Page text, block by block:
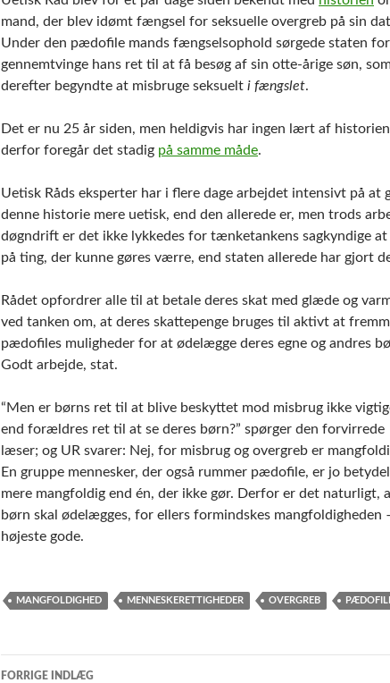
mand, der blev idømt fængsel for seksuelle overgreb på sin
Under den pædofile mands fængselsophold sørgede staten
gennemtvinge hans ret til at få besøg af sin otte-årige søn,
derefter begyndte at misbruge seksuelt i fængslet.
Det er nu 25 år siden, men heldigvis har ingen lært af
derfor foregår det stadig på samme måde.
Uetisk Råds eksperter har i flere dage arbejdet intensivt på at
denne historie mere uetisk, end den allerede er, men trods
døgndrift er det ikke lykkedes for tænketankens sagkyndige
på ting, der kunne gøres værre, end staten allerede har gjort
Rådet opfordrer alle til at betale deres skat med glæde og
ved tanken om, at deres skattepenge bruges til aktivt at
pædofiles muligheder for at ødelægge deres egne og andres
Godt arbejde, stat.
“Men er børns ret til at blive beskyttet mod misbrug ikke
end forældres ret til at se deres børn?” spørger den forvirrede
læser; og UR svarer: Nej, for misbrug og overgreb er
En gruppe mennesker, der også rummer pædofile, er jo
mere mangfoldig end én, der ikke gør. Derfor er det naturligt,
børn skal ødelægges, for ellers formindskes mangfoldigheden
højeste gode.
MANGFOLDIGHED MENNESKERETTIGHEDER OVERGREB
Indlægsnavigation
FORRIGE INDLÆG